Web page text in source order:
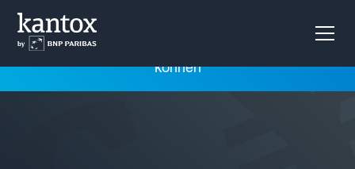
Erfahren Sie, wie Sie mit unserer Layered Hedging-
Lösung die langfristige Cashflow-Variabilität reduzieren
können